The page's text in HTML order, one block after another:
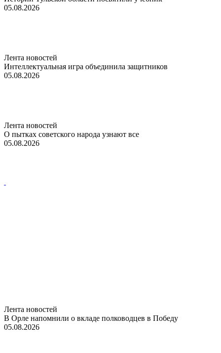
05.08.2026
Лента новостей
Интеллектуальная игра объединила защитников
05.08.2026
Лента новостей
О пытках советского народа узнают все
05.08.2026
Лента новостей
В Орле напомнили о вкладе полководцев в Победу
05.08.2026